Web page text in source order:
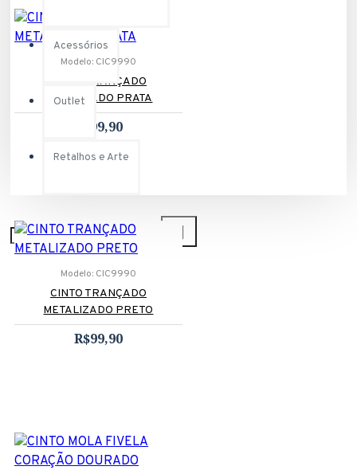
Acessórios
Outlet
Retalhos e Arte
Modelo: CIC9990
CINTO TRANÇADO
METALIZADO PRATA
R$99,90
Modelo: CIC9990
CINTO TRANÇADO
METALIZADO PRETO
R$99,90